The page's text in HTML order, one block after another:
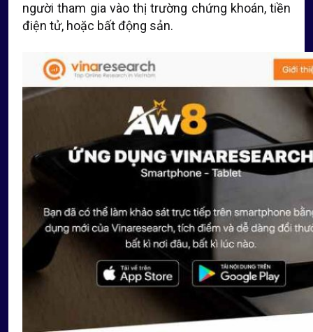
người tham gia vào thị trường chứng khoán, tiền
điện tử, hoặc bất động sản.